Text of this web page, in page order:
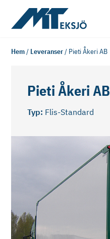
Hem/ Leveranser/ Pieti Åkeri AB
Pieti Åkeri AB
Typ: Flis-Standard